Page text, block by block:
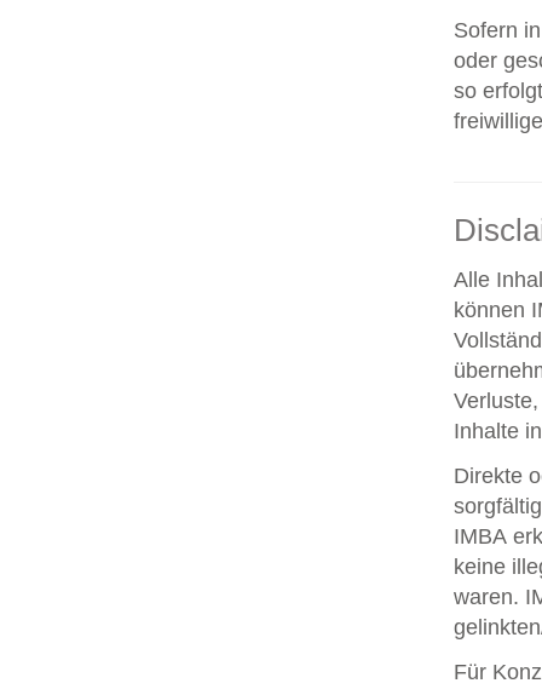
Sofern
oder
so
Alle
können
Inhalte
Direkte
IMBA
keine
waren.
Für